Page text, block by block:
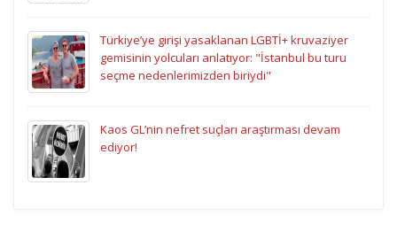
Türkiye’ye girişi yasaklanan LGBTİ+ kruvaziyer
gemisinin yolcuları anlatıyor: "İstanbul bu turu
seçme nedenlerimizden biriydi"
Kaos GL’nin nefret suçları araştırması devam
ediyor!